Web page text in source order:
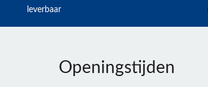
leverbaar
Openingstijden